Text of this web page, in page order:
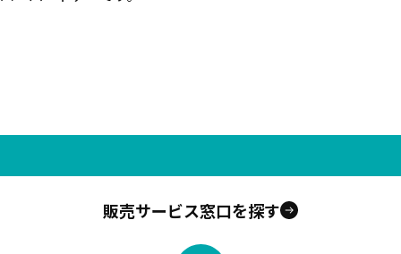
販売サービス窓口を探す